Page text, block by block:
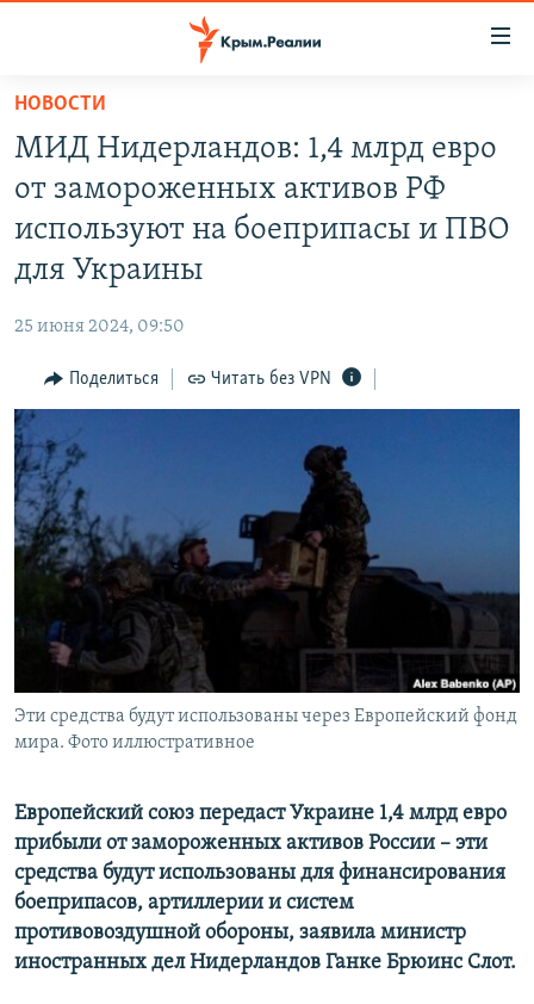
Вернуться
основному
содержанию
главной
Вернутся
поиску
СПЕЦПРОЕКТЫ
КАРТА ВОЕННЫХ ОБЪЕКТОВ КРЫМА
ИСТОРИЯ
ИНФОГРАФИКА
ТЕЛЕПРОЕКТ КРЫМ.РЕАЛИИ
СОВЕТЫ ПРАВОЗАЩИТНИКОВ
ПРОПАВШИЕ БЕЗ ВЕСТИ
ПОБЕДИТЕЛЕЙ НЕ СУДЯТ?
КРЫМ.НЕПОКОРЕННЫЙ
ELIFBE
УКРАИНСКАЯ ПРОБЛЕМА КРЫМА
РАДІО СВОБОДА
КАК ОБОЙТИ БЛОКИРОВКУ
Українською
Qırımtatar
ПРИСОЕДИНЯЙТЕСЬ!
Все сайты RFE/RL
НОВОСТИ
МИД Нидерландов: 1,4 млрд евро
от замороженных активов РФ
используют на боеприпасы и ПВО
для Украины
25 июня 2024, 09:50
Поделиться Читать без VPN
Эти средства будут использованы через Европейский фонд
мира. Фото иллюстративное
Европейский союз передаст Украине 1,4 млрд евро
прибыли от замороженных активов России – эти
средства будут использованы для финансирования
боеприпасов, артиллерии и систем
противовоздушной обороны, заявила министр
иностранных дел Нидерландов Ганке Брюинс Слот.